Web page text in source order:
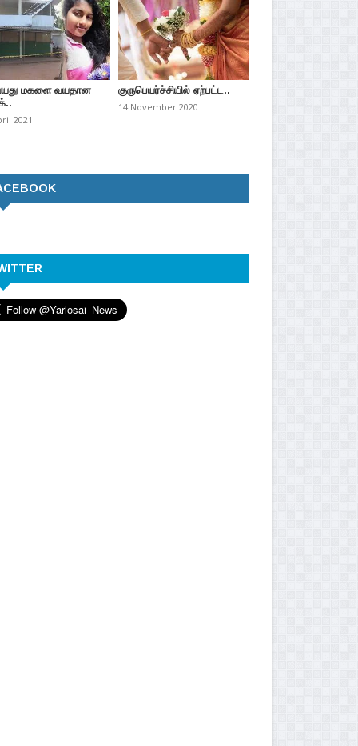
மகளை வயதான
2021
குருபெயர்ச்சியில் ஏற்பட்ட..
14 November 2020